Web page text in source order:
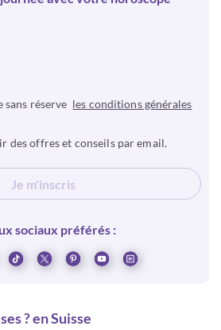
sans réserve les conditions générales
des offres et conseils par email.
Je m'inscris
sociaux préférés :
? en Suisse